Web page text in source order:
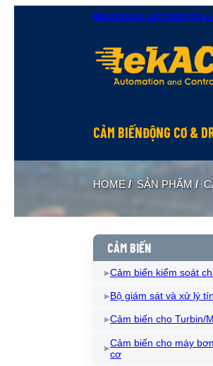
INDUSTRIAL AUTOMATION
CẢM BIẾNĐỘNG CƠ &
HOME / SẢN PHẨM /
CẢM BIẾN
Cảm biến kiểm soát
Bộ giám sát và xử lý
Cảm biến cho Turbin/
Cảm biến cho máy
cơ